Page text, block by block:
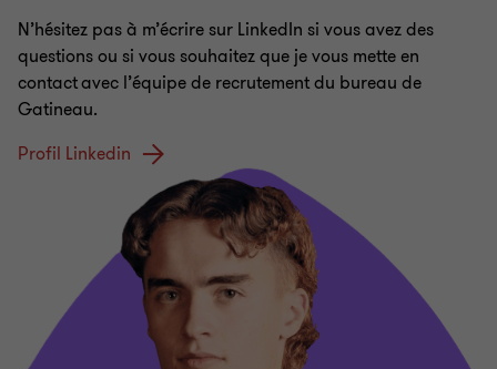
N’hésitez pas à m’écrire sur LinkedIn si vous avez des
questions ou si vous souhaitez que je vous mette en
contact avec l’équipe de recrutement du bureau de
Gatineau.
Profil Linkedin